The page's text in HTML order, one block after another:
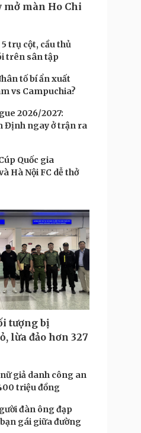
mở màn Ho Chi
trụ cột, cầu thủ
trên sân tập
tố bí ẩn xuất
vs Campuchia?
2026/2027:
Định ngay ở trận ra
Quốc gia
Hà Nội FC dễ thở
tượng bị
lừa đảo hơn 327
giả danh công an
triệu đồng
đàn ông đạp
gái giữa đường